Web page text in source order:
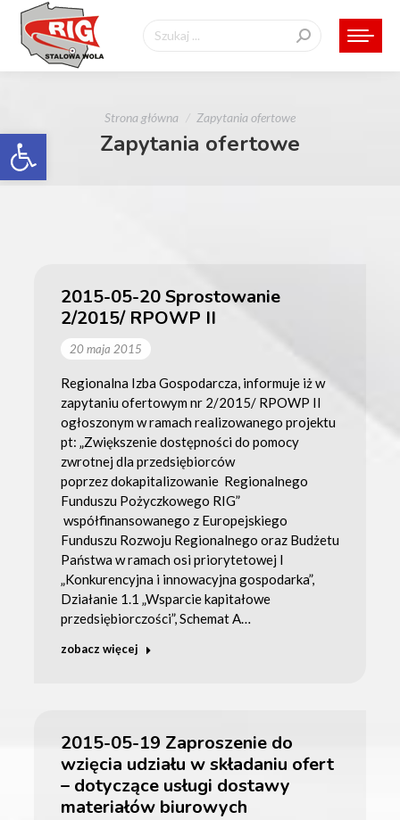
Otwórz pasek narzędzi
Szukaj:
Jesteś tutaj:
Strona główna Zapytania ofertowe
Zapytania ofertowe
2015-05-20 Sprostowanie
2/2015/ RPOWP II
20 maja 2015
Regionalna Izba Gospodarcza, informuje iż w
zapytaniu ofertowym nr 2/2015/ RPOWP II
ogłoszonym w ramach realizowanego projektu
pt: „Zwiększenie dostępności do pomocy
zwrotnej dla przedsiębiorców
poprzez dokapitalizowanie Regionalnego
Funduszu Pożyczkowego RIG”
współfinansowanego z Europejskiego
Funduszu Rozwoju Regionalnego oraz Budżetu
Państwa w ramach osi priorytetowej I
„Konkurencyjna i innowacyjna gospodarka”,
Działanie 1.1 „Wsparcie kapitałowe
przedsiębiorczości”, Schemat A…
zobacz więcej
2015-05-19 Zaproszenie do
wzięcia udziału w składaniu ofert
– dotyczące usługi dostawy
materiałów biurowych